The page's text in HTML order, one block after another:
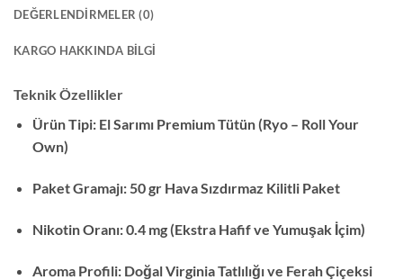
DEĞERLENDIRMELER (0)
KARGO HAKKINDA BILGI
Teknik Özellikler
Ürün Tipi: El Sarımı Premium Tütün (Ryo – Roll Your
Own)
Paket Gramajı: 50 gr Hava Sızdırmaz Kilitli Paket
Nikotin Oranı: 0.4 mg (Ekstra Hafif ve Yumuşak İçim)
Aroma Profili: Doğal Virginia Tatlılığı ve Ferah Çiçeksi